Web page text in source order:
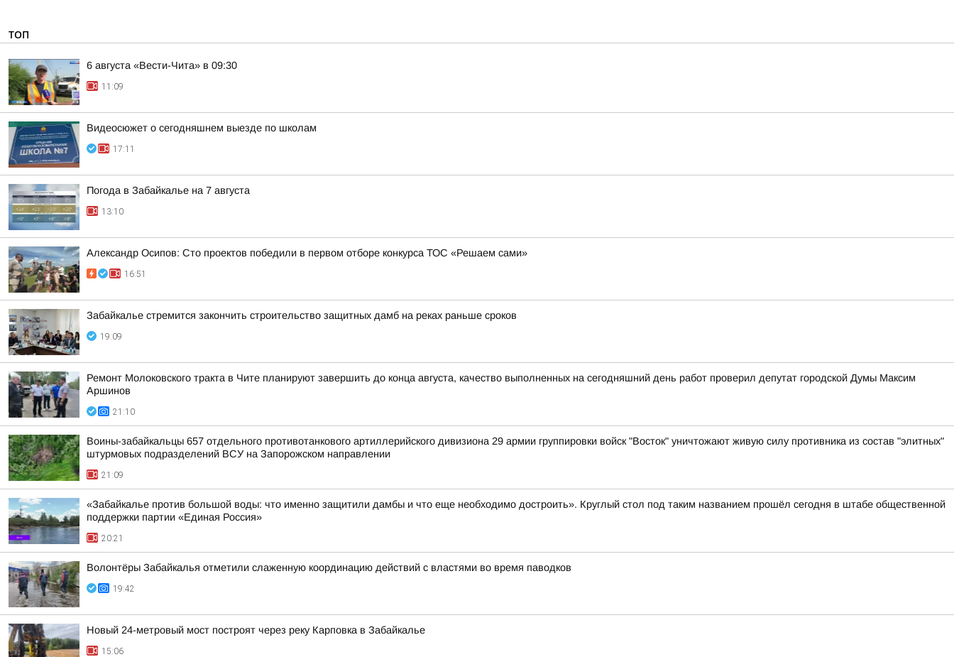
ТОП
6 августа «Вести-Чита» в 09:30
11:09
Видеосюжет о сегодняшнем выезде по школам
17:11
Погода в Забайкалье на 7 августа
13:10
Александр Осипов: Сто проектов победили в первом отборе конкурса ТОС «Решаем сами»
16:51
Забайкалье стремится закончить строительство защитных дамб на реках раньше сроков
19:09
Ремонт Молоковского тракта в Чите планируют завершить до конца августа, качество выполненных на сегодняшний день работ проверил депутат городской Думы Максим
Аршинов
21:10
Воины-забайкальцы 657 отдельного противотанкового артиллерийского дивизиона 29 армии группировки войск "Восток" уничтожают живую силу противника из состав "элитных"
штурмовых подразделений ВСУ на Запорожском направлении
21:09
«Забайкалье против большой воды: что именно защитили дамбы и что еще необходимо достроить». Круглый стол под таким названием прошёл сегодня в штабе общественной
поддержки партии «Единая Россия»
20:21
Волонтёры Забайкалья отметили слаженную координацию действий с властями во время паводков
19:42
Новый 24-метровый мост построят через реку Карповка в Забайкалье
15:06